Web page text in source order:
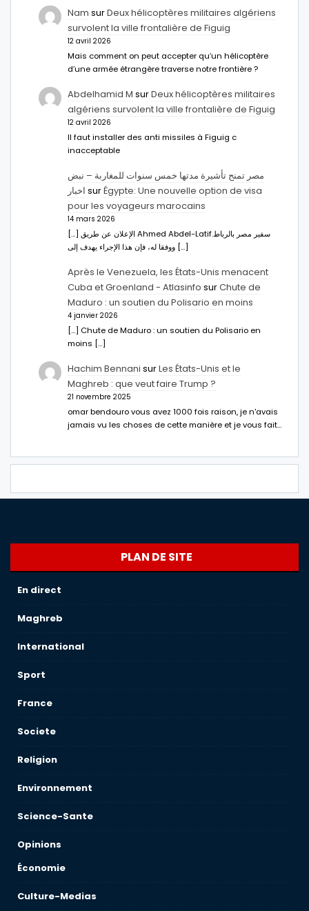
Nam surDeux hélicoptères militaires algériens
survolent la ville frontalière de Figuig
12 avril 2026
Mais comment on peut accepter qu’un hélicoptère
d’une armée étrangère traverse notre frontière ?
Abdelhamid M surDeux hélicoptères militaires
algériens survolent la ville frontalière de Figuig
12 avril 2026
Il faut installer des anti missiles à Figuig c
inacceptable
مصر تمنح تأشيرة مدتها خمس سنوات للمغاربة – نبض
اخبار surÉgypte: Une nouvelle option de visa
pour les voyageurs marocains
14 mars 2026
[…] الإعلان عن طريق Ahmed Abdel-Latifسفير مصر بالرباط.
ووفقا له، فإن هذا الإجراء يهدف إلى […]
Après le Venezuela, les États-Unis menacent
Cuba et Groenland - Atlasinfo surChute de
Maduro : un soutien du Polisario en moins
4 janvier 2026
[…] Chute de Maduro : un soutien du Polisario en
moins […]
Hachim Bennani surLes États-Unis et le
Maghreb : que veut faire Trump ?
21 novembre 2025
omar bendouro vous avez 1000 fois raison, je n'avais
jamais vu les choses de cette manière et je vous fait…
PLAN DE SITE
En direct
Maghreb
International
Sport
France
Societe
Religion
Environnement
Science-Sante
Opinions
Économie
Culture-Medias